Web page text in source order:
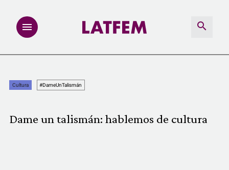
MULTIMEDIA
Cultura #DameUnTalismán
Dame un talismán: hablemos de cultura